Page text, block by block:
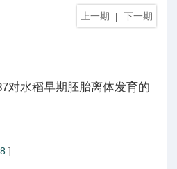
上一期 | 下一期
对水稻早期胚胎离体发育的
]